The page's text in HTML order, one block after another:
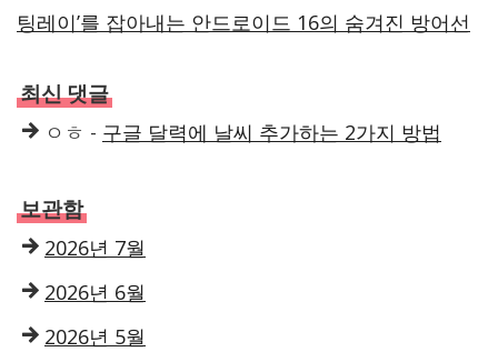
팅레이’를 잡아내는 안드로이드 16의 숨겨진 방어선
최신 댓글
ㅇㅎ - 구글 달력에 날씨 추가하는 2가지 방법
보관함
2026년 7월
2026년 6월
2026년 5월